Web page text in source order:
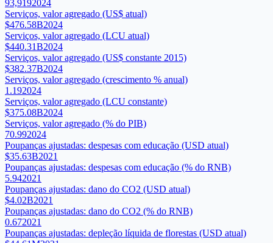
93,9192024
Serviços, valor agregado (US$ atual)
$476.58B2024
Serviços, valor agregado (LCU atual)
$440.31B2024
Serviços, valor agregado (US$ constante 2015)
$382.37B2024
Serviços, valor agregado (crescimento % anual)
1.192024
Serviços, valor agregado (LCU constante)
$375.08B2024
Serviços, valor agregado (% do PIB)
70.992024
Poupanças ajustadas: despesas com educação (USD atual)
$35.63B2021
Poupanças ajustadas: despesas com educação (% do RNB)
5.942021
Poupanças ajustadas: dano do CO2 (USD atual)
$4.02B2021
Poupanças ajustadas: dano do CO2 (% do RNB)
0.672021
Poupanças ajustadas: depleção líquida de florestas (USD atual)